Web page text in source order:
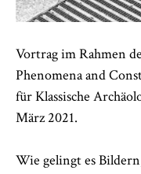
Vortrag im Rahmen
Phenomena and
für Klassische
März 2021.
Wie gelingt es